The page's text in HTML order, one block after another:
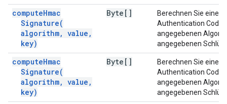
computeHmac
Signature(
algorithm, value ,
key)
Byte[]
Berechnen Sie einen
Authentication Code
angegebenen
angegebenen
computeHmac
Signature(
algorithm, value ,
key)
Byte[]
Berechnen Sie einen
Authentication Code
angegebenen
angegebenen